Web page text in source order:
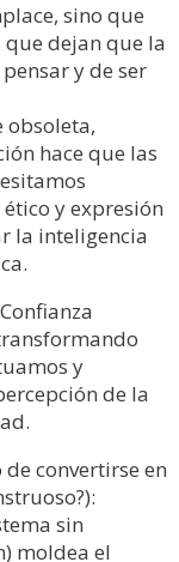
sino que
dejan que la
y de ser
obsoleta,
hace que las
y expresión
la inteligencia
y
de la
convertirse en
sin
moldea el